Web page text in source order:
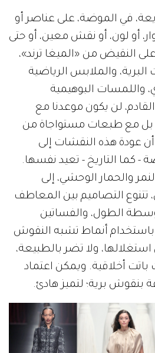
في الموضة، على عناصر أو
أو لون، أو نقش معين، أو حتى
النقيض من «الميغا ترند»،
والملابس الرياضية
واللمسات البوهيمية
لن يكون موعدنا مع
مع طبعات مستواجاة من
عودة هذه النقشات إلى
- كما التاريخ - تعيد نفسها.
والحمار الوحشي، إلى
تتنوع التصاميم بين المعاطف
الطول، والفساتين
باستخدام أنماط تشبه النقوش
ولا تضر بالطبيعة،
أخلاقية. ويمكن اعتماد
بنقوش برية؛ لتميز هادئ.